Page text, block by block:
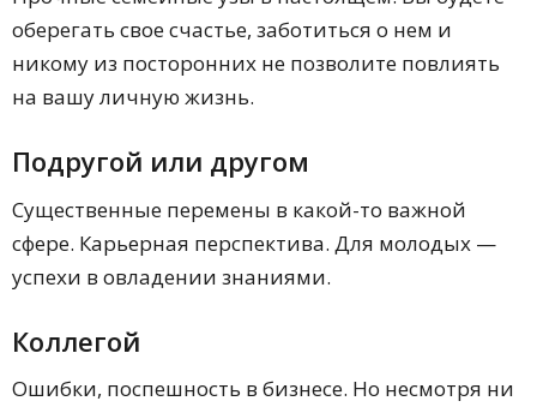
оберегать свое счастье, заботиться о нем и
никому из посторонних не позволите повлиять
на вашу личную жизнь.
Подругой или другом
Существенные перемены в какой-то важной
сфере. Карьерная перспектива. Для молодых —
успехи в овладении знаниями.
Коллегой
Ошибки, поспешность в бизнесе. Но несмотря ни